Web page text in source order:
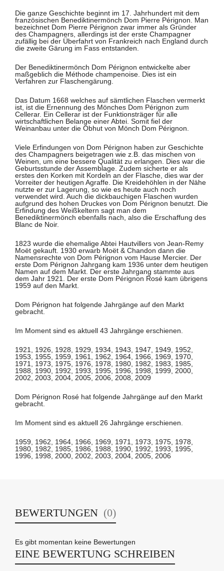
Die ganze Geschichte beginnt im 17. Jahrhundert mit dem
französischen Benediktinermönch Dom Pierre Pérignon. Man
bezeichnet Dom Pierre Pérignon zwar immer als Gründer
des Champagners, allerdings ist der erste Champagner
zufällig bei der Überfahrt von Frankreich nach England durch
die zweite Gärung im Fass entstanden.
Der Benediktinermönch Dom Pérignon entwickelte aber
maßgeblich die Méthode champenoise. Dies ist ein
Verfahren zur Flaschengärung.
Das Datum 1668 welches auf sämtlichen Flaschen vermerkt
ist, ist die Ernennung des Mönches Dom Pérignon zum
Cellerar. Ein Cellerar ist der Funktionsträger für alle
wirtschaftlichen Belange einer Abtei. Somit fiel der
Weinanbau unter die Obhut von Mönch Dom Pérignon.
Viele Erfindungen von Dom Pérignon haben zur Geschichte
des Champagners beigetragen wie z.B. das mischen von
Weinen, um eine bessere Qualität zu erlangen. Dies war die
Geburtsstunde der Assemblage. Zudem sicherte er als
erstes den Korken mit Kordeln an der Flasche, dies war der
Vorreiter der heutigen Agraffe. Die Kreidehöhlen in der Nähe
nutzte er zur Lagerung, so wie es heute auch noch
verwendet wird. Auch die dickbauchigen Flaschen wurden
aufgrund des hohen Druckes von Dom Pérignon benutzt. Die
Erfindung des Weißkeltern sagt man dem
Benediktinermönch ebenfalls nach, also die Erschaffung des
Blanc de Noir.
1823 wurde die ehemalige Abtei Hautvillers von Jean-Remy
Moët gekauft. 1930 erwarb Moët & Chandon dann die
Namensrechte von Dom Pérignon vom Hause Mercier. Der
erste Dom Pérignon Jahrgang kam 1936 unter dem heutigen
Namen auf dem Markt. Der erste Jahrgang stammte aus
dem Jahr 1921. Der erste Dom Pérignon Rosé kam übrigens
1959 auf den Markt.
Dom Pérignon hat folgende Jahrgänge auf den Markt
gebracht.
Im Moment sind es aktuell 43 Jahrgänge erschienen.
1921, 1926, 1928, 1929, 1934, 1943, 1947, 1949, 1952,
1953, 1955, 1959, 1961, 1962, 1964, 1966, 1969, 1970,
1971, 1973, 1975, 1976, 1978, 1980, 1982, 1983, 1985,
1988, 1990, 1992, 1993, 1995, 1996, 1998, 1999, 2000,
2002, 2003, 2004, 2005, 2006, 2008, 2009
Dom Pérignon Rosé hat folgende Jahrgänge auf den Markt
gebracht.
Im Moment sind es aktuell 26 Jahrgänge erschienen.
1959, 1962, 1964, 1966, 1969, 1971, 1973, 1975, 1978,
1980, 1982, 1985, 1986, 1988, 1990, 1992, 1993, 1995,
1996, 1998, 2000, 2002, 2003, 2004, 2005, 2006
BEWERTUNGEN (0)
Es gibt momentan keine Bewertungen
EINE BEWERTUNG SCHREIBEN